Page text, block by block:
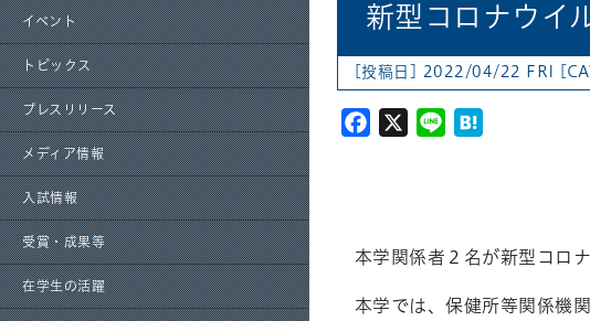
イベント
トピックス
プレスリリース
メディア情報
入試情報
受賞・成果等
在学生の活躍
新型コロナウイ
[投稿日] 2022/04/22 FRI
Facebook
X Line
本学関係者２名が新型コロ
本学では、保健所等関係機